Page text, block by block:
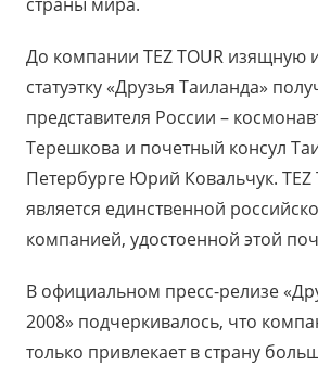
До компании TEZ TOUR изящную
статуэтку «Друзья Таиланда»
представителя России –
Терешкова и почетный консул
Петербурге Юрий Ковальчук. TEZ
является единственной
компанией, удостоенной этой
В официальном пресс-релизе
2008» подчеркивалось, что
только привлекает в страну